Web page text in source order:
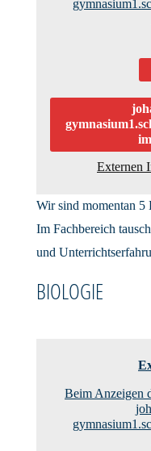
Externen
Wir sind momentan 5
Im Fachbereich
und
BIOLOGIE
Beim Anzeigen